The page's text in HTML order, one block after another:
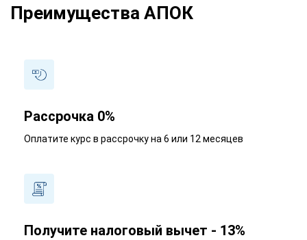
Преимущества АПОК
Рассрочка 0%
Оплатите курс в рассрочку на 6 или 12 месяцев
Получите налоговый вычет - 13%